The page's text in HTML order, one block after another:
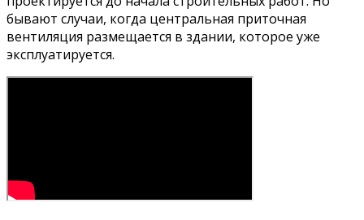
бывают случаи, когда центральная приточная
вентиляция размещается в здании, которое уже
эксплуатируется.